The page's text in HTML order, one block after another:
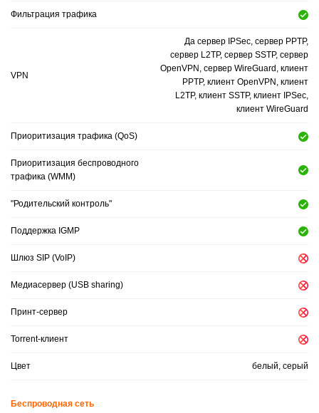
Фильтрация трафика
VPN
Да сервер IPSec, сервер PPTP,
сервер L2TP, сервер SSTP, сервер
OpenVPN, сервер WireGuard, клиент
PPTP, клиент OpenVPN, клиент
L2TP, клиент SSTP, клиент IPSec,
клиент WireGuard
Приоритизация трафика (QoS)
Приоритизация беспроводного
трафика (WMM)
"Родительский контроль"
Поддержка IGMP
Шлюз SIP (VoIP)
Медиасервер (USB sharing)
Принт-сервер
Torrent-клиент
Цвет белый, серый
Беспроводная сеть